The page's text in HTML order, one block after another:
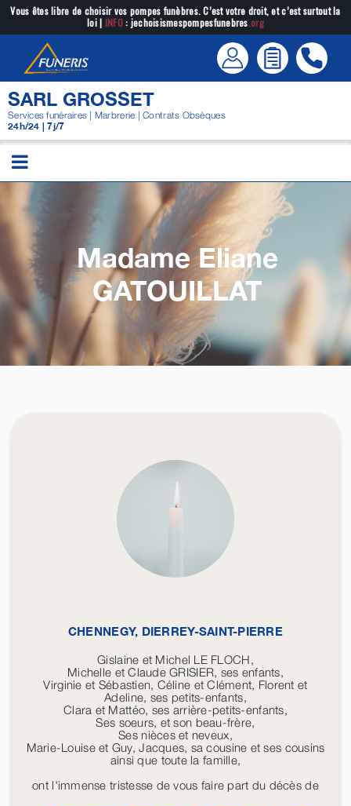
Passer
contenu
Vous êtes libre de choisir vos pompes funèbres. C’est votre droit, et c’est surtout la
loi | INFO: jechoisismespompesfunebres.org
SARL GROSSET
Services funéraires | Marbrerie | Contrats Obsèques
24h/24 | 7j/7
Madame Eliane
GATOUILLAT
CHENNEGY, DIERREY-SAINT-PIERRE
Gislaine et Michel LE FLOCH,
Michelle et Claude GRISIER, ses enfants,
Virginie et Sébastien, Céline et Clément, Florent et
Adeline, ses petits-enfants,
Clara et Mattéo, ses arrière-petits-enfants,
Ses soeurs, et son beau-frère,
Ses nièces et neveux,
Marie-Louise et Guy, Jacques, sa cousine et ses cousins
ainsi que toute la famille,
ont l'immense tristesse de vous faire part du décès de